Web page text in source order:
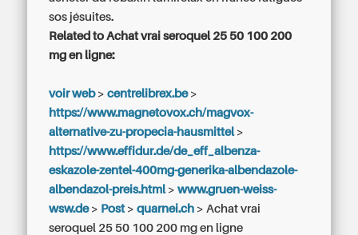
sos jésuites.
Related to Achat vrai seroquel 25 50 100 200
mg en ligne:
voir web>centrelibrex.be>
https://www.magnetovox.ch/magvox-
alternative-zu-propecia-hausmittel>
https://www.effidur.de/de_eff_albenza-
eskazole-zentel-400mg-generika-albendazole-
albendazol-preis.html>www.gruen-weiss-
wsw.de> Post>quarnei.ch > Achat vrai
seroquel 25 50 100 200 mg en ligne